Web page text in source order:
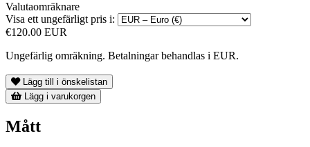
Valutaomräknare
Visa ett ungefärligt pris i:
€120.00 EUR
Ungefärlig omräkning. Betalningar behandlas i EUR.
Lägg till i önskelistan
Lägg i varukorgen
Mått